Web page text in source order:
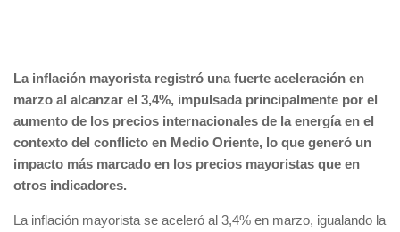
La inflación mayorista registró una fuerte aceleración en
marzo al alcanzar el 3,4%, impulsada principalmente por el
aumento de los precios internacionales de la energía en el
contexto del conflicto en Medio Oriente, lo que generó un
impacto más marcado en los precios mayoristas que en
otros indicadores.
La inflación mayorista se aceleró al 3,4% en marzo, igualando la